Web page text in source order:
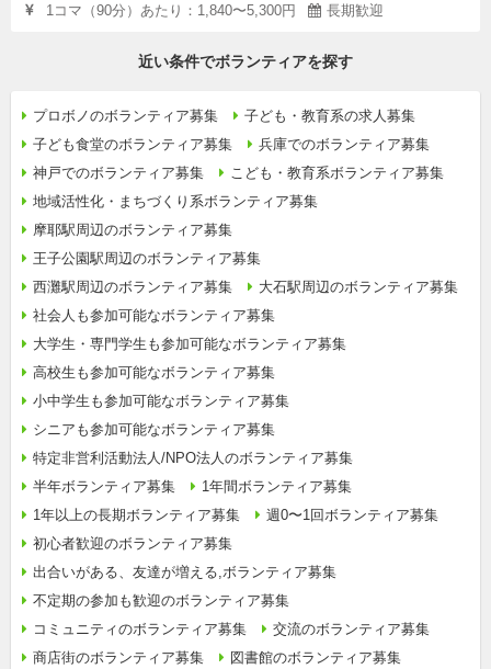
1コマ（90分）あたり：1,840〜5,300円
長期歓迎
近い条件でボランティアを探す
プロボノのボランティア募集
子ども・教育系の求人募集
子ども食堂のボランティア募集
兵庫でのボランティア募集
神戸でのボランティア募集
こども・教育系ボランティア募集
地域活性化・まちづくり系ボランティア募集
摩耶駅周辺のボランティア募集
王子公園駅周辺のボランティア募集
西灘駅周辺のボランティア募集
大石駅周辺のボランティア募集
社会人も参加可能なボランティア募集
大学生・専門学生も参加可能なボランティア募集
高校生も参加可能なボランティア募集
小中学生も参加可能なボランティア募集
シニアも参加可能なボランティア募集
特定非営利活動法人/NPO法人のボランティア募集
半年ボランティア募集
1年間ボランティア募集
1年以上の長期ボランティア募集
週0〜1回ボランティア募集
初心者歓迎のボランティア募集
出合いがある、友達が増える,ボランティア募集
不定期の参加も歓迎のボランティア募集
コミュニティのボランティア募集
交流のボランティア募集
商店街のボランティア募集
図書館のボランティア募集